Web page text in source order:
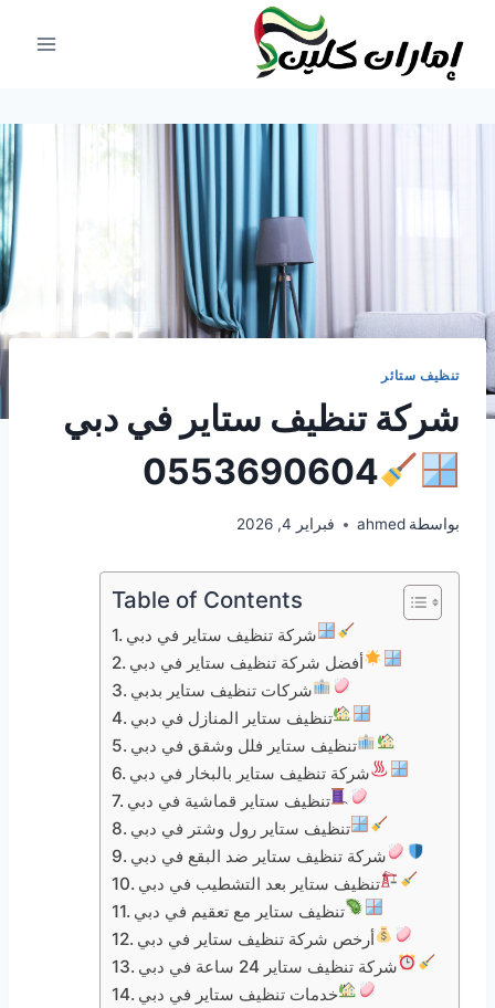
المحتوى
تنظيف ستائر
شركة تنظيف ستاير في دبي
0553690604
بواسطة ahmed فبراير 4, 2026
Table of Contents
شركة تنظيف ستاير في دبي
أفضل شركة تنظيف ستاير في دبي
شركات تنظيف ستاير بدبي
تنظيف ستاير المنازل في دبي
تنظيف ستاير فلل وشقق في دبي
شركة تنظيف ستاير بالبخار في دبي
تنظيف ستاير قماشية في دبي
تنظيف ستاير رول وشتر في دبي
شركة تنظيف ستاير ضد البقع في دبي
تنظيف ستاير بعد التشطيب في دبي
تنظيف ستاير مع تعقيم في دبي
أرخص شركة تنظيف ستاير في دبي
شركة تنظيف ستاير 24 ساعة في دبي
خدمات تنظيف ستاير في دبي